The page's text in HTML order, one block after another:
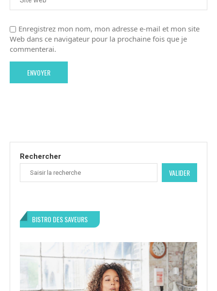
Enregistrez mon nom, mon adresse e-mail et mon site
Web dans ce navigateur pour la prochaine fois que je
commenterai.
Rechercher
VALIDER
BISTRO DES SAVEURS